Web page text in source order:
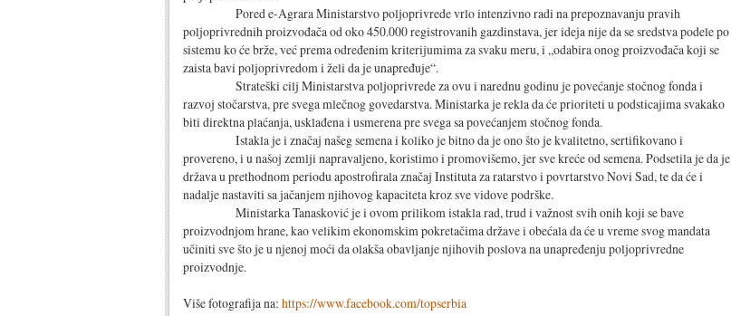
Pored e-Agrara Ministarstvo poljoprivrede vrlo intenzivno radi na prepoznavanju pravih
poljoprivrednih proizvođača od oko 450.000 registrovanih gazdinstava, jer ideja nije da se sredstva podele po
sistemu ko će brže, već prema određenim kriterijumima za svaku meru, i „odabira onog proizvođača koji se
zaista bavi poljoprivredom i želi da je unapređuje“.
Strateški cilj Ministarstva poljoprivrede za ovu i narednu godinu je povećanje stočnog fonda i
razvoj stočarstva, pre svega mlečnog govedarstva. Ministarka je rekla da će prioriteti u podsticajima svakako
biti direktna plaćanja, usklađena i usmerena pre svega sa povećanjem stočnog fonda.
Istakla je i značaj našeg semena i koliko je bitno da je ono što je kvalitetno, sertifikovano i
provereno, i u našoj zemlji napravaljeno, koristimo i promovišemo, jer sve kreće od semena. Podsetila je da je
država u prethodnom periodu apostrofirala značaj Instituta za ratarstvo i povrtarstvo Novi Sad, te da će i
nadalje nastaviti sa jačanjem njihovog kapaciteta kroz sve vidove podrške.
Ministarka Tanasković je i ovom prilikom istakla rad, trud i važnost svih onih koji se bave
proizvodnjom hrane, kao velikim ekonomskim pokretačima države i obećala da će u vreme svog mandata
učiniti sve što je u njenoj moći da olakša obavljanje njihovih poslova na unapređenju poljoprivredne
proizvodnje.
Više fotografija na: https://www.facebook.com/topserbia